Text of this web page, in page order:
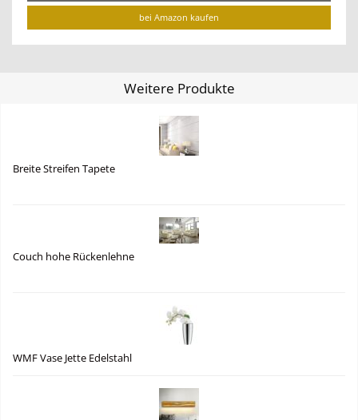
bei Amazon kaufen
Weitere Produkte
Breite Streifen Tapete
Couch hohe Rückenlehne
WMF Vase Jette Edelstahl